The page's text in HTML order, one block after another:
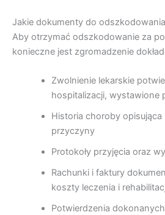
Jakie dokumenty do
Aby otrzymać odszkodowanie za
konieczne jest zgromadzenie
Zwolnienie lekarskie
hospitalizacji, wystawione
Historia choroby opisująca
przyczyny
Protokoły przyjęcia oraz
Rachunki i faktury
koszty leczenia i
Potwierdzenia